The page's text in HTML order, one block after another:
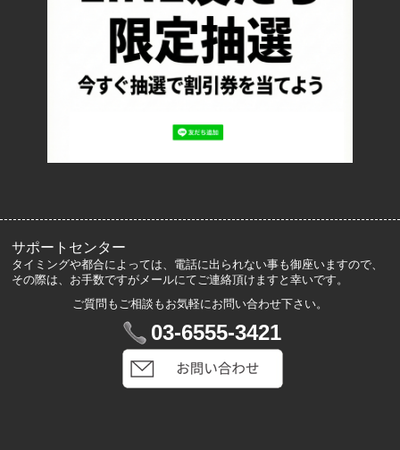
特定商取引法に基づく表記
プライバシーポリシー
ロッカーズについて
サポートセンター
タイミングや都合によっては、電話に出られない事も御座いますので、
その際は、お手数ですがメールにてご連絡頂けますと幸いです。
ご質問もご相談もお気軽にお問い合わせ下さい。
03-6555-3421